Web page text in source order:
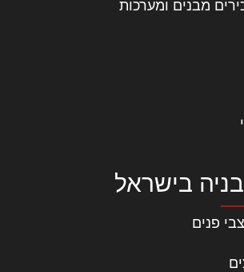
מבנים ומערכות
בישראל
פנים